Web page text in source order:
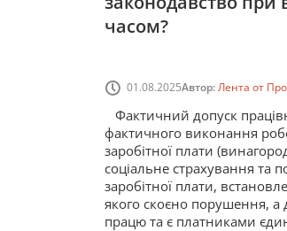
часом?
01.08.2025Автор:Лента от
Фактичний допуск
фактичного виконання
заробітної плати
соціальне страхування та
заробітної плати,
якого скоєно порушення, а
працю та є платниками